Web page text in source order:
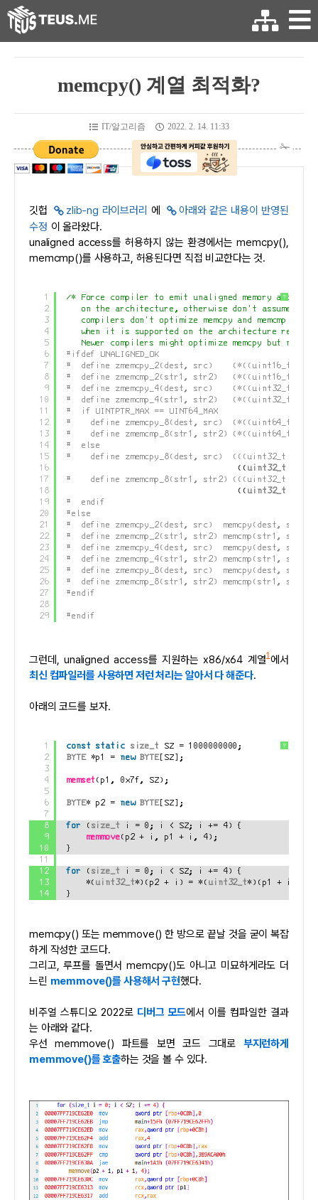
memcpy() 계열 최적화?
IT/알고리즘 2022. 2. 14. 11:33
깃헙 zlib-ng 라이브러리 에
아래와 같은 내용이 반영된
수정 이 올라왔다.
unaligned access를 허용하지 않는 환경에서는 memcpy(),
memcmp()를 사용하고, 허용된다면 직접 비교한다는 것.
?
1
2
3
4
5
6
7
8
9
10
11
12
13
14
15
16
17
18
19
20
21
22
23
24
25
26
27
28
29
/* Force compiler to emit unaligned memory
on the architecture, otherwise don't assume
compilers don't optimize memcpy and memcmp
when it is supported on the architecture
Newer compilers might optimize memcpy but
#ifdef UNALIGNED_OK
#  define zmemcpy_2(dest, src)    (*((uint16_t
#  define zmemcmp_2(str1, str2)   (*((uint16_t
#  define zmemcpy_4(dest, src)    (*((uint32_t
#  define zmemcmp_4(str1, str2)   (*((uint32_t
#  if UINTPTR_MAX == UINT64_MAX
#    define zmemcpy_8(dest, src)  (*((uint64_t
#    define zmemcmp_8(str1, str2) (*((uint64_t
#  else
#    define zmemcpy_8(dest, src)  (((uint32_t
(( uint32_t
#    define zmemcmp_8(str1, str2) (((uint32_t
(( uint32_t
#  endif
#else
#  define zmemcpy_2(dest, src)  memcpy(dest, src,
#  define zmemcmp_2(str1, str2) memcmp(str1, str2,
#  define zmemcpy_4(dest, src)  memcpy(dest, src,
#  define zmemcmp_4(str1, str2) memcmp(str1, str2,
#  define zmemcpy_8(dest, src)  memcpy(dest, src,
#  define zmemcmp_8(str1, str2) memcmp(str1, str2,
#endif
#endif
그런데, unaligned access를 지원하는 x86/x64 계열1에서
최신 컴파일러를 사용하면 저런 처리는 알아서 다 해준다.
아래의 코드를 보자.
?
1
2
3
4
5
6
7
8
9
10
11
12
13
14
const static size_t SZ = 1000000000;
BYTE *p1 = new BYTE[SZ];
memset(p1, 0x7f, SZ);
BYTE* p2 = new BYTE[SZ];
for ( size_t
i = 0; i < SZ; i += 4) {
memmove(p2 + i, p1 + i, 4);
}
for ( size_t
i = 0; i < SZ; i += 4) {
*( uint32_t*)(p2 + i) = *( uint32_t*)(p1 + i);
}
memcpy() 또는 memmove() 한 방으로 끝날 것을 굳이 복잡
하게 작성한 코드다.
그리고, 루프를 돌면서 memcpy()도 아니고 미묘하게라도 더
느린 memmove()를 사용해서 구현했다.
비주얼 스튜디오 2022로 디버그 모드에서 이를 컴파일한 결과
는 아래와 같다.
우선 memmove() 파트를 보면 코드 그대로 부지런하게
memmove()를 호출하는 것을 볼 수 있다.